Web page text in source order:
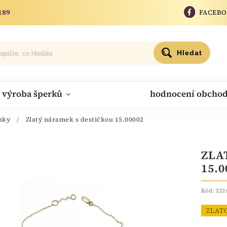
Hledat
výroba šperků hodnocení
/ Zlatý náramek s destičkou 15.00002
Kód: